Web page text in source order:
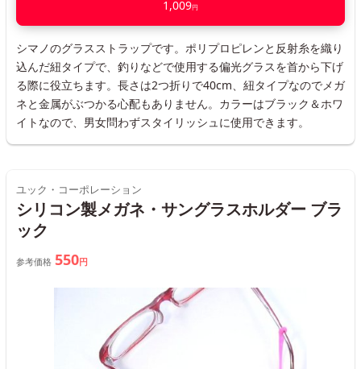
1,009円
シマノのグラスストラップです。ポリプロピレンと反射糸を織り
込んだ紐タイプで、釣りなどで使用する偏光グラスを首から下げ
る際に役立ちます。長さは2つ折りで40cm、紐タイプなのでメガ
ネと金属がぶつかる心配もありません。カラーはブラック＆ホワ
イトなので、男女問わずスタイリッシュに使用できます。
ユック・コーポレーション
シリコン製メガネ・サングラスホルダー ブラ
ック
参考価格 550円